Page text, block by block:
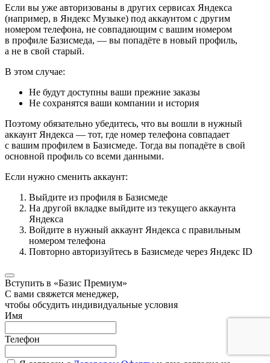
Если вы уже авторизованы в других сервисах Яндекса
(например, в Яндекс Музыке) под аккаунтом с другим
номером телефона, не совпадающим с вашим номером
в профиле Базисмеда, — вы попадёте в новый профиль,
а не в свой старый.
В этом случае:
Не будут доступны ваши прежние заказы
Не сохранятся ваши компании и история
Поэтому обязательно убедитесь, что вы вошли в нужный
аккаунт Яндекса — тот, где номер телефона совпадает
с вашим профилем в Базисмеде. Тогда вы попадёте в свой
основной профиль со всеми данными.
Если нужно сменить аккаунт:
Выйдите из профиля в Базисмеде
На другой вкладке выйдите из текущего аккаунта
Яндекса
Войдите в нужный аккаунт Яндекса с правильным
номером телефона
Повторно авторизуйтесь в Базисмеде через Яндекс ID
Вступить в «Базис Премиум»
С вами свяжется менеджер,
чтобы обсудить индивидуальные условия
Имя
Телефон